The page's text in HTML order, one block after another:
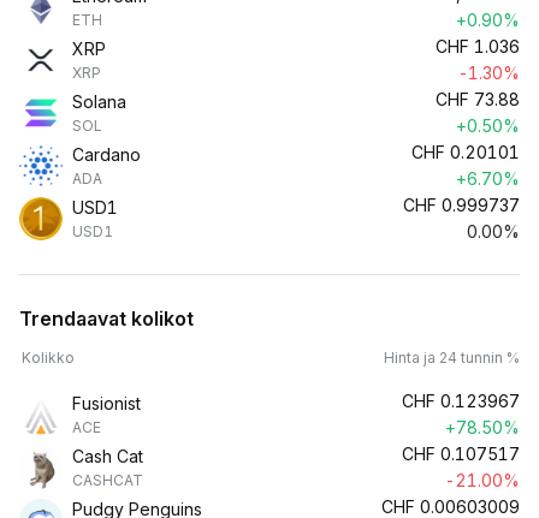
ETH
+0.90%
XRP
XRP
CHF 1.036
-1.30%
Solana
SOL
CHF 73.88
+0.50%
Cardano
ADA
CHF 0.20101
+6.70%
USD1
USD1
CHF 0.999737
0.00%
Trendaavat kolikot
Kolikko Hinta ja 24 tunnin %
Fusionist
ACE
CHF 0.123967
+78.50%
Cash Cat
CASHCAT
CHF 0.107517
-21.00%
Pudgy Penguins
CHF 0.00603009